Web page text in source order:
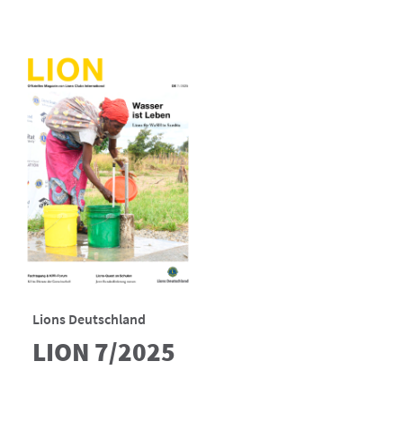
Lions Deutschland
LION 7/2025